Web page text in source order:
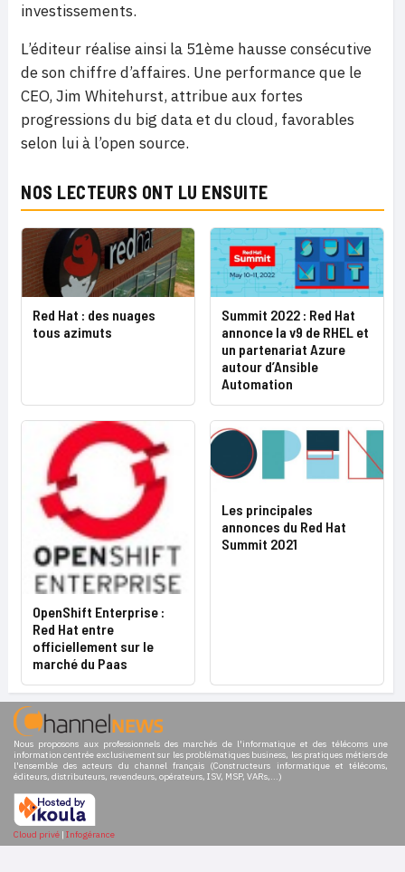
investissements.
L’éditeur réalise ainsi la 51ème hausse consécutive
de son chiffre d’affaires. Une performance que le
CEO, Jim Whitehurst, attribue aux fortes
progressions du big data et du cloud, favorables
selon lui à l’open source.
NOS LECTEURS ONT LU ENSUITE
Red Hat : des nuages
tous azimuts
Summit 2022 : Red Hat
annonce la v9 de RHEL et
un partenariat Azure
autour d’Ansible
Automation
OpenShift Enterprise :
Red Hat entre
officiellement sur le
marché du Paas
Les principales
annonces du Red Hat
Summit 2021
Nous proposons aux professionnels des marchés de l'informatique et des télécoms une
information centrée exclusivement sur les problématiques business, les pratiques métiers de
l'ensemble des acteurs du channel français (Constructeurs informatique et télécoms,
éditeurs, distributeurs, revendeurs, opérateurs, ISV, MSP, VARs,...)
Cloud privé | Infogérance